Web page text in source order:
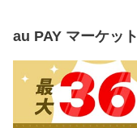
au PAY マーケット